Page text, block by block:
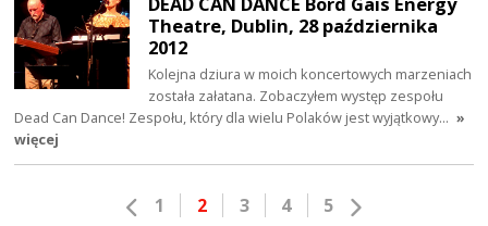
Theatre, Dublin, 28 października
2012
Kolejna dziura w moich koncertowych marzeniach
została załatana. Zobaczyłem występ zespołu
Dead Can Dance! Zespołu, który dla wielu Polaków jest wyjątkowy… »
więcej
1 2 3 4 5